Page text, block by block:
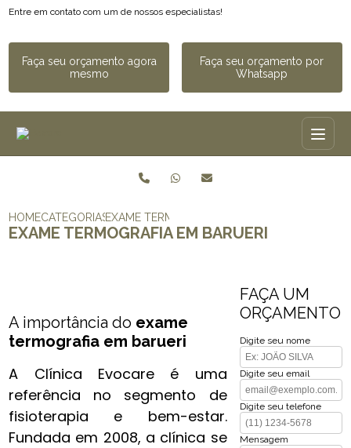
Entre em contato com um de nossos especialistas!
Faça seu orçamento agora
mesmo
Faça seu orçamento por
Whatsapp
HOMECATEGORIASEXAME TERMOGRAFIA​ EM BARUERI
EXAME TERMOGRAFIA​ EM BARUERI
A importância do exame
termografia​ em barueri
A Clínica Evocare é uma
referência no segmento de
fisioterapia e bem-estar.
Fundada em 2008, a clínica se
FAÇA UM
ORÇAMENTO
Digite seu nome
Digite seu email
Digite seu telefone
Mensagem